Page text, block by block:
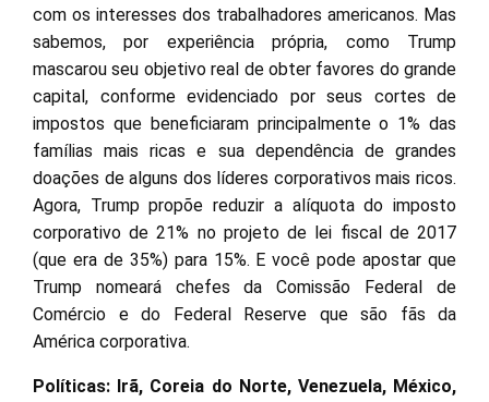
com os interesses dos trabalhadores americanos. Mas
sabemos, por experiência própria, como Trump
mascarou seu objetivo real de obter favores do grande
capital, conforme evidenciado por seus cortes de
impostos que beneficiaram principalmente o 1% das
famílias mais ricas e sua dependência de grandes
doações de alguns dos líderes corporativos mais ricos.
Agora, Trump propõe reduzir a alíquota do imposto
corporativo de 21% no projeto de lei fiscal de 2017
(que era de 35%) para 15%. E você pode apostar que
Trump nomeará chefes da Comissão Federal de
Comércio e do Federal Reserve que são fãs da
América corporativa.
Políticas: Irã, Coreia do Norte, Venezuela, México,